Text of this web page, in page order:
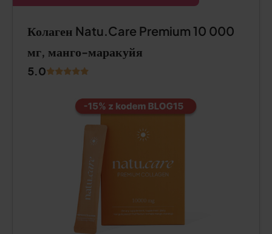
Колаген Natu.Care Premium 10 000
мг, манго-маракуйя
5.0